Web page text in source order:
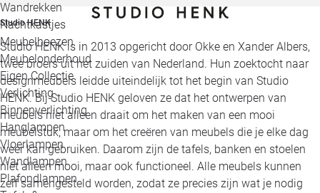
Wandrekken
Nachtkastjes
Meubelhoezen
Meubelonderhoud
Eigen Collectie
Verlichting
Binnenverlichting
Hanglampen
Vloerlampen
Wandlampen
Plafondlampen
Studio HENK
Studio HENK is in 2013 opgericht door Okke en Xander Albers,
twee broers uit het zuiden van Nederland. Hun zoektocht naar
designmeubels leidde uiteindelijk tot het begin van Studio
HENK. Bij Studio HENK geloven ze dat het ontwerpen van
meubels niet alleen draait om het maken van een mooi
meubelstuk, maar om het creëren van meubels die je elke dag
weer kan gebruiken. Daarom zijn de tafels, banken en stoelen
niet alleen mooi, maar ook functioneel. Alle meubels kunnen
zelf samengesteld worden, zodat ze precies zijn wat je nodig